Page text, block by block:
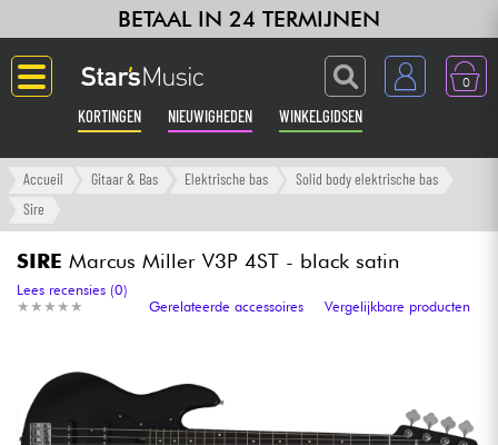
BETAAL IN 24 TERMIJNEN
0
KORTINGEN NIEUWIGHEDEN WINKELGIDSEN
Langue
Versterker & Effecten
Synths & samplers
Accueil Gitaar & Bas Elektrische bas
Solid body elektrische bas
Sire
SIRE Marcus Miller V3P 4ST - black satin
★ ★ ★ ★ ★
★ ★ ★ ★ ★
Lees recensies (0)
Gerelateerde accessoires
Vergelijkbare producten